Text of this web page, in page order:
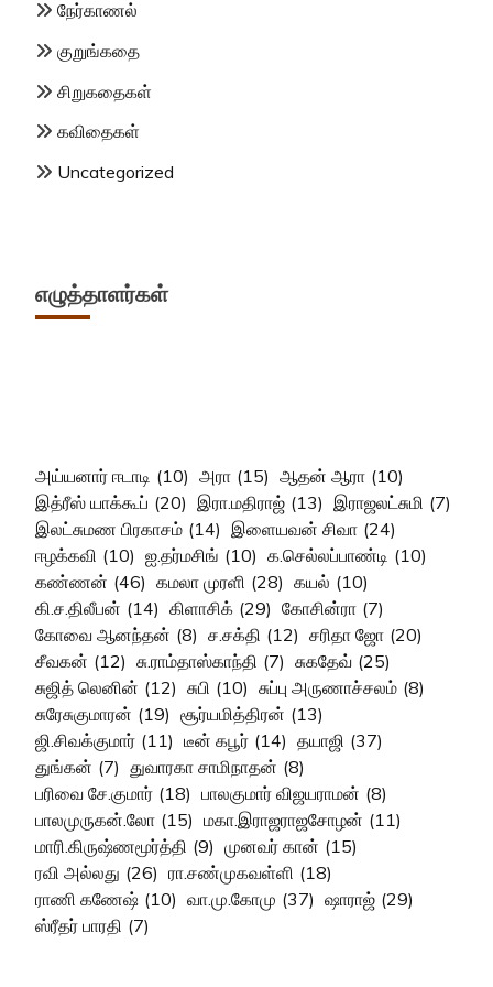
நேர்காணல்
குறுங்கதை
சிறுகதைகள்
கவிதைகள்
Uncategorized
எழுத்தாளர்கள்
அய்யனார் ஈடாடி (10) அரா (15) ஆதன் ஆரா (10)
இத்ரீஸ் யாக்கூப் (20) இரா.மதிராஜ் (13) இராஜலட்சுமி (7)
இலட்சுமண பிரகாசம் (14) இளையவன் சிவா (24)
ஈழக்கவி (10) ஐ.தர்மசிங் (10) க.செல்லப்பாண்டி (10)
கண்ணன் (46) கமலா முரளி (28) கயல் (10)
கி.ச.திலீபன் (14) கிளாசிக் (29) கோசின்ரா (7)
கோவை ஆனந்தன் (8) ச.சக்தி (12) சரிதா ஜோ (20)
சீவகன் (12) சு.ராம்தாஸ்காந்தி (7) சுகதேவ் (25)
சுஜித் லெனின் (12) சுபி (10) சுப்பு அருணாச்சலம் (8)
சுரேசுகுமாரன் (19) சூர்யமித்திரன் (13)
ஜி.சிவக்குமார் (11) டீன் கபூர் (14) தயாஜி (37)
துங்கன் (7) துவாரகா சாமிநாதன் (8)
பரிவை சே.குமார் (18) பாலகுமார் விஜயராமன் (8)
பாலமுருகன்.லோ (15) மகா.இராஜராஜசோழன் (11)
மாரி.கிருஷ்ணமூர்த்தி (9) முனவர் கான் (15)
ரவி அல்லது (26) ரா.சண்முகவள்ளி (18)
ராணி கணேஷ் (10) வா.மு.கோமு (37) ஷாராஜ் (29)
ஸ்ரீதர் பாரதி (7)